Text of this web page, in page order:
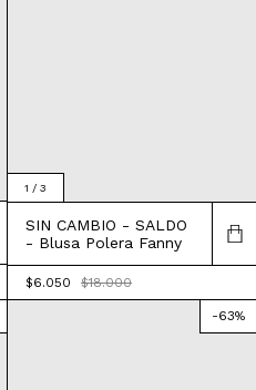
1 / 3
SIN CAMBIO - SALDO
- Blusa Polera Fanny
$6.050 $18.000
-63%